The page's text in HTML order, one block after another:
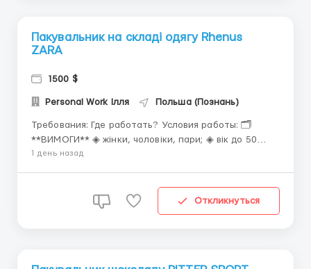
Пакувальник на складі одягу Rhenus
ZARA
1500 $
Personal Work Ілля Польша (Познань)
Требования: Где работать? Условия работы: 🗂
**ВИМОГИ** ◈ жінки, чоловіки, пари; ◈ вік до 50
років; ◈ Біо або “укр. паспорт+Pesel” ◈ приймаємо
3600-6600 zł/міс netto...
1 день назад
Откликнуться